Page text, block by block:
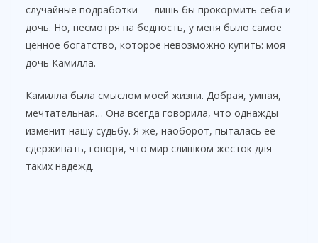
случайные подработки — лишь бы прокормить себя и
дочь. Но, несмотря на бедность, у меня было самое
ценное богатство, которое невозможно купить: моя
дочь Камилла.
Камилла была смыслом моей жизни. Добрая, умная,
мечтательная… Она всегда говорила, что однажды
изменит нашу судьбу. Я же, наоборот, пыталась её
сдерживать, говоря, что мир слишком жесток для
таких надежд.